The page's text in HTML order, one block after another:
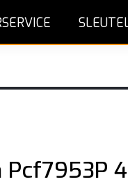
Pcf7953P